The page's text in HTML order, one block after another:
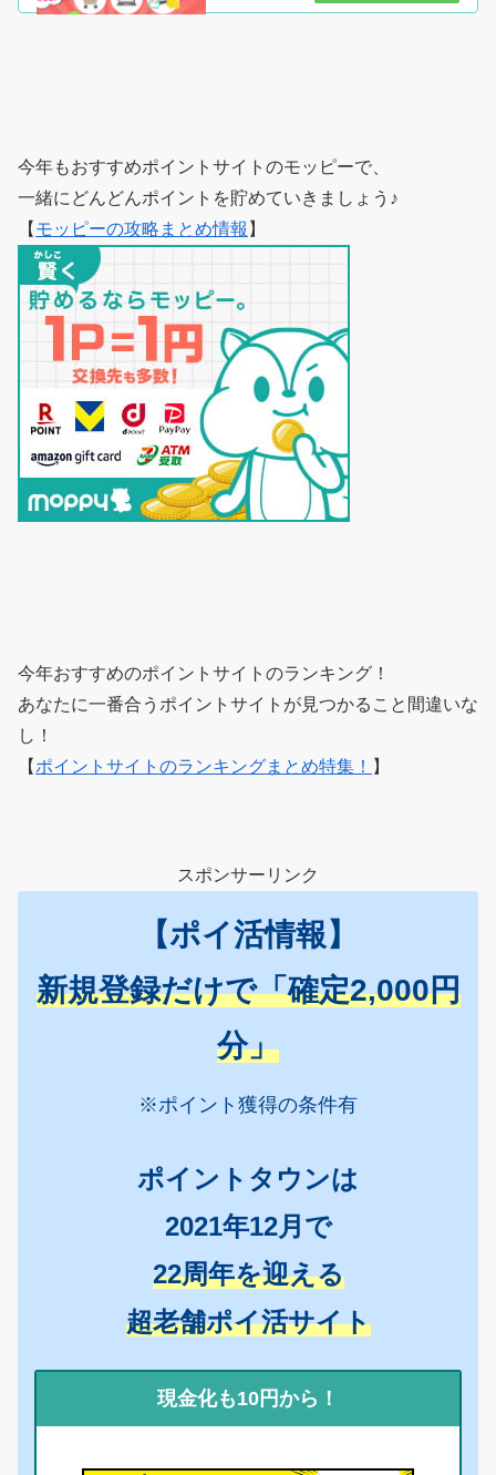
ク、アンケート、広告利用などなどお金・お小
今年もおすすめポイントサイトのモッピーで、
一緒にどんどんポイントを貯めていきましょう♪
【 モッピーの攻略まとめ情報 】
今年おすすめのポイントサイトのランキング！
あなたに一番合うポイントサイトが見つかること間違いな
し！
【 ポイントサイトのランキングまとめ特集！ 】
スポンサーリンク
【ポイ活情報】
新規登録だけで「確定2,000円
分」
※ポイント獲得の条件有
ポイントタウンは
2021年12月で
22周年を迎える
超老舗ポイ活サイト
現金化も10円から！